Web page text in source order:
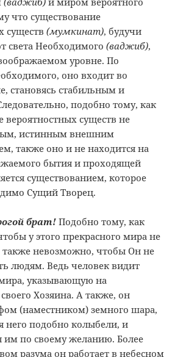
что существование
существ(мумкинат), будучи
света Необходимого(ваджиб),
уровне. По
оно входит во
становясь стабильным и
подобно тому, как
вероятностных существ не
истинным внешним
также оно и не находится на
бытия и проходящей
существованием, которое
Сущий Творец.
брат! Подобно тому, как
у этого прекрасного мира не
также невозможно, чтобы Он не
людям. Ведь человек видит
мира, указывающую на
Хозяина. А также, он
(наместником) земного шара,
него подобно колыбели, и
им по своему желанию. Более
разума он работает в небесном